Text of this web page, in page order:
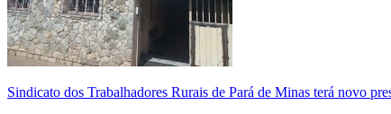
Sindicato dos Trabalhadores Rurais de Pará de Minas terá novo